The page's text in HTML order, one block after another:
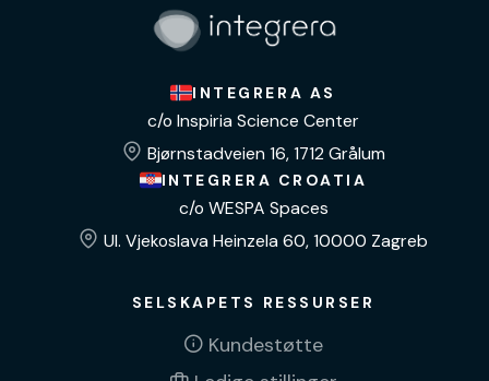
INTEGRERA AS
c/o Inspiria Science Center
Bjørnstadveien 16, 1712 Grålum
INTEGRERA CROATIA
c/o WESPA Spaces
Ul. Vjekoslava Heinzela 60, 10000 Zagreb
SELSKAPETS RESSURSER
Kundestøtte